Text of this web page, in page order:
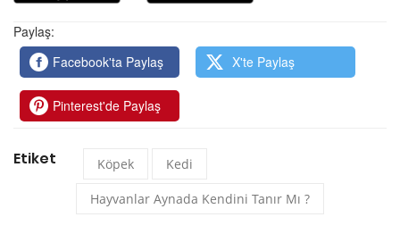
Paylaş:
Facebook'ta Paylaş
X'te Paylaş
Pinterest'de Paylaş
Etiket Köpek Kedi
Hayvanlar Aynada Kendini Tanır Mı ?